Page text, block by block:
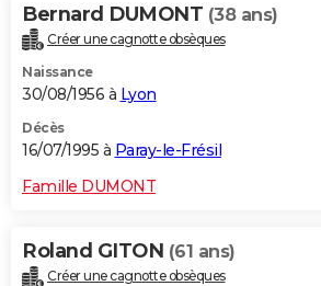
Bernard DUMONT (38 ans)
Créer une cagnotte obsèques
Naissance
30/08/1956 à Lyon
Décès
16/07/1995 à Paray-le-Frésil
Famille DUMONT
Roland GITON (61 ans)
Créer une cagnotte obsèques